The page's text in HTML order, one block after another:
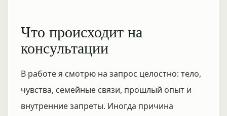
Что происходит на
консультации
В работе я смотрю на запрос целостно: тело,
чувства, семейные связи, прошлый опыт и
внутренние запреты. Иногда причина